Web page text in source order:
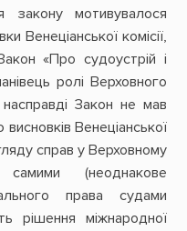
закону мотивувалося
Венеціанської комісії,
«Про судоустрій і
ролі Верховного
Закон не мав
висновків Венеціанської
справ у Верховному
(неоднакове
права судами
рішення міжнародної